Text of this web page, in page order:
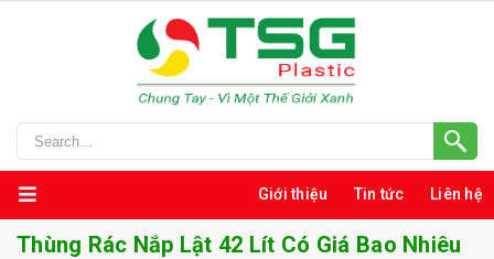
Giới thiệu Tin tức Liên hệ
Thùng Rác Nắp Lật 42 Lít Có Giá Bao Nhiêu